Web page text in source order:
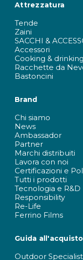
Attrezzatura
Tende
Zaini
SACCHI &
Accessori
Cooking & drinking
Racchette da
Bastoncini
Brand
Chi siamo
News
Ambassador
Partner
Marchi distribuiti
Lavora con noi
Certificazioni e
Tutti i prodotti
Tecnologia e R&D
Responsibility
Re-Life
Ferrino Films
Guida all'acquisto
Outdoor Specialist